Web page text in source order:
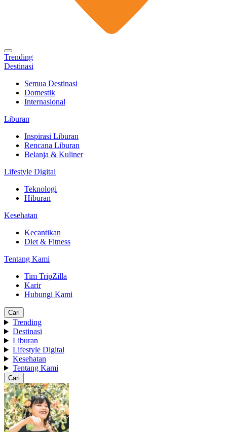
Trending
Destinasi
Semua Destinasi
Domestik
Internasional
Liburan
Inspirasi Liburan
Rencana Liburan
Belanja & Kuliner
Lifestyle Digital
Teknologi
Hiburan
Kesehatan
Kecantikan
Diet & Fitness
Tentang Kami
Tim TripZilla
Karir
Hubungi Kami
Cari
Trending
Destinasi
Liburan
Lifestyle Digital
Kesehatan
Tentang Kami
Cari